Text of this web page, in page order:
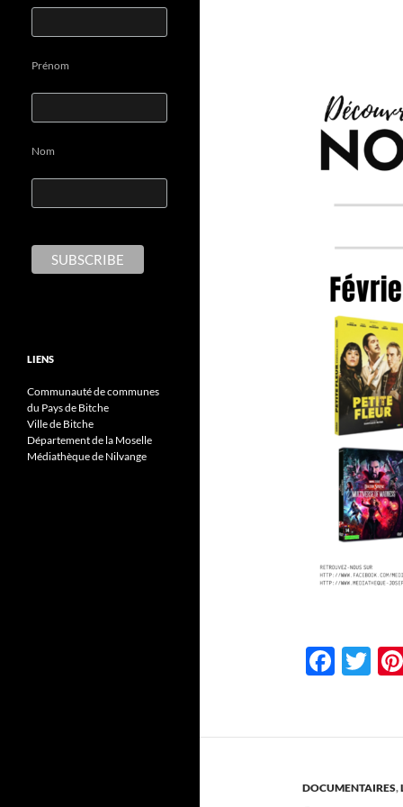
F
b
o
T
er
DOCUMENTAIRES,
Prénom
Nom
LIENS
Communauté de communes
du Pays de Bitche
Ville de Bitche
Département de la Moselle
Médiathèque de Nilvange